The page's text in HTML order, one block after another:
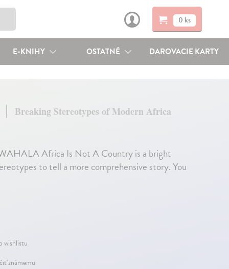
0 ks
E-KNIHY OSTATNÉ DAROVACIE KARTY
Breaking Stereotypes of Modern Africa
Africa Is Not A Country is a bright
to tell a more comprehensive story. You
wishlistu
známemu